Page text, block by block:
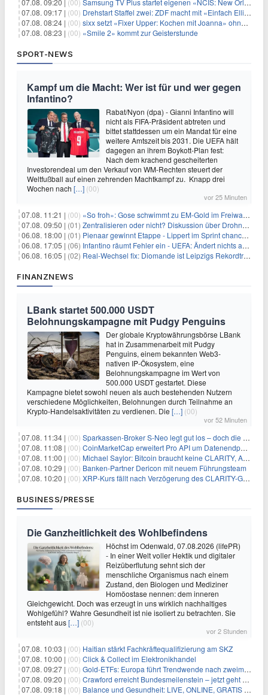
07.08. 09:20 | (00) Samsung TV Plus startet eigenen «NCIS: New Orleans»-Sender
07.08. 09:17 | (00) Drehstart Staffel zwei: ZDF macht mit «Einfach Elli» weiter
07.08. 08:24 | (00) sixx setzt «Fixer Upper: Kochen mit Joanna» ohne Pause fort
07.08. 08:23 | (00) «Smile 2» kommt zur Geisterstunde
SPORT-NEWS
Kampf um die Macht: Wer ist für und wer gegen
Infantino?
Rabat/Nyon (dpa) - Gianni Infantino will
nicht als FIFA-Präsident abtreten und
bittet stattdessen um ein Mandat für eine
weitere Amtszeit bis 2031. Die UEFA hält
dagegen an ihrem Boykott-Plan fest:
Nach dem krachend gescheiterten
Investorendeal um den Verkauf von WM-Rechten steuert der
Weltfußball auf einen zehrenden Machtkampf zu. Knapp drei
Wochen nach […] (00)
vor 25 Minuten
07.08. 11:21 | (00) «So froh»: Gose schwimmt zu EM-Gold im Freiwasser
07.08. 09:50 | (01) Zentralisieren oder nicht? Diskussion über Drohnenabwehr
06.08. 18:00 | (01) Pienaar gewinnt Etappe - Lippert im Sprint chancenlos
06.08. 17:05 | (06) Infantino räumt Fehler ein - UEFA: Ändert nichts an Boykott
06.08. 16:05 | (02) Real-Wechsel fix: Diomande ist Leipzigs Rekordtransfer
FINANZNEWS
LBank startet 500.000 USDT
Belohnungskampagne mit Pudgy Penguins
Der globale Kryptowährungsbörse LBank
hat in Zusammenarbeit mit Pudgy
Penguins, einem bekannten Web3-
nativen IP-Ökosystem, eine
Belohnungskampagne im Wert von
500.000 USDT gestartet. Diese
Kampagne bietet sowohl neuen als auch bestehenden Nutzern
verschiedene Möglichkeiten, Belohnungen durch Teilnahme an
Krypto-Handelsaktivitäten zu verdienen. Die […] (00)
vor 52 Minuten
07.08. 11:34 | (00) Sparkassen-Broker S-Neo legt gut los – doch die Schwachstellen bleiben
07.08. 11:08 | (00) CoinMarketCap erweitert Pro API um Datenendpunkte für reale Vermögenswerte
07.08. 11:00 | (00) Michael Saylor: Bitcoin braucht keine CLARITY, Amerika schon
07.08. 10:29 | (00) Banken-Partner Dericon mit neuem Führungsteam
07.08. 10:20 | (00) XRP-Kurs fällt nach Verzögerung des CLARITY-Gesetzes, Analyst warnt vor schwachem August-Trend
BUSINESS/PRESSE
Die Ganzheitlichkeit des Wohlbefindens
Höchst im Odenwald, 07.08.2026 (lifePR)
- In einer Welt voller Hektik und digitaler
Reizüberflutung sehnt sich der
menschliche Organismus nach einem
Zustand, den Biologen und Mediziner
Homöostase nennen: dem inneren
Gleichgewicht. Doch was erzeugt in uns wirklich nachhaltiges
Wohlgefühl? Wahre Gesundheit ist nie isoliert zu betrachten. Sie
entsteht aus[…] (00)
vor 2 Stunden
07.08. 10:03 | (00) Haitian stärkt Fachkräftequalifizierung am SKZ
07.08. 10:00 | (00) Click & Collect im Elektronikhandel
07.08. 09:27 | (00) Gold-ETFs: Europa führt Trendwende nach zweimonatiger Schwächephase an
07.08. 09:20 | (00) Crawford erreicht Bundesmeilenstein – jetzt geht es in die finale Phase!
07.08. 09:18 | (00) Balance und Gesundheit: LIVE, ONLINE, GRATIS am Mi 19.08.2026 um 19:00 Uhr